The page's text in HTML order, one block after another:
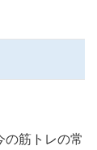
の筋トレの常